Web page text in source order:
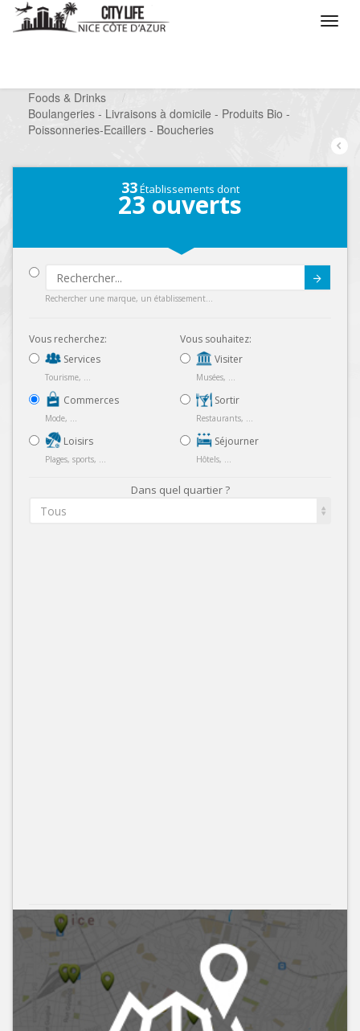
Foods & Drinks
/
Boulangeries - Livraisons à domicile - Produits Bio -
Poissonneries-Ecaillers - Boucheries
33Établissements dont
23 ouverts
Rechercher une marque, un établissement...
Vous recherchez:
Services
Tourisme, ...
Commerces
Mode, ...
Loisirs
Plages, sports, ...
Vous souhaitez:
Visiter
Musées, ...
Sortir
Restaurants, ...
Séjourner
Hôtels, ...
Dans quel quartier ?
Tous